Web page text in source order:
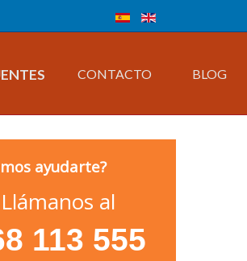
CONTACTO BLOG
ayudarte?
Llámanos al
113 555